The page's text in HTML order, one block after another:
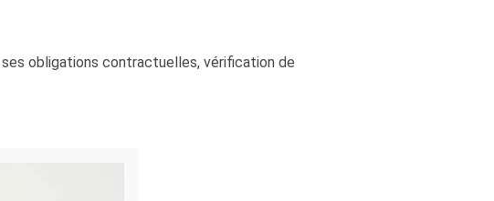
obligations contractuelles, vérification de